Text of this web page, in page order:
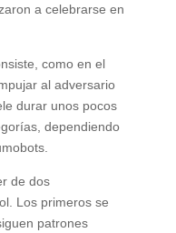
a celebrarse en
como en el
al adversario
durar unos pocos
dependiendo
de dos
Los primeros se
patrones